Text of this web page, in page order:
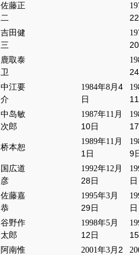
佐藤正
二
22
吉田健
三
20
鹿取泰
卫
24
中江要
介
1984年8月 4
日 11
中岛敏
次郎
1987年11 月
10日 17
桥本恕
1989年11 月
1 日 9
国広道
彦
1992年12 月
28日
日
佐藤嘉
恭
1995年3月
29日
日
谷野作
太郎
1998年5月
12 日 15
阿南惟
2001年3月 2